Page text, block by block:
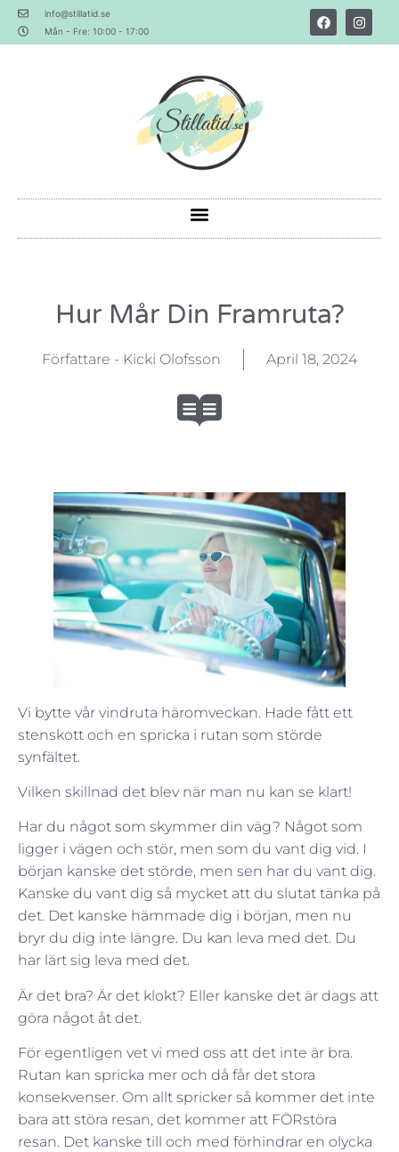
info@stillatid.se
Mån - Fre: 10:00 - 17:00
Hur Mår Din Framruta?
Författare - Kicki Olofsson April 18, 2024
Vi bytte vår vindruta häromveckan. Hade fått ett
stenskott och en spricka i rutan som störde
synfältet.
Vilken skillnad det blev när man nu kan se klart!
Har du något som skymmer din väg? Något som
ligger i vägen och stör, men som du vant dig vid. I
början kanske det störde, men sen har du vant dig.
Kanske du vant dig så mycket att du slutat tänka på
det. Det kanske hämmade dig i början, men nu
bryr du dig inte längre. Du kan leva med det. Du
har lärt sig leva med det.
Är det bra? Är det klokt? Eller kanske det är dags att
göra något åt det.
För egentligen vet vi med oss att det inte är bra.
Rutan kan spricka mer och då får det stora
konsekvenser. Om allt spricker så kommer det inte
bara att störa resan, det kommer att FÖRstöra
resan. Det kanske till och med förhindrar en olycka